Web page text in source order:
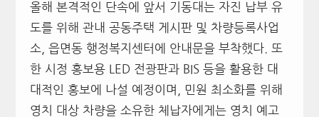
올해 본격적인 단속에 앞서 기동대는 자진 납부 유
도를 위해 관내 공동주택 게시판 및 차량등록사업
소, 읍면동 행정복지센터에 안내문을 부착했다. 또
한 시정 홍보용 LED 전광판과 BIS 등을 활용한 대
대적인 홍보에 나설 예정이며, 민원 최소화를 위해
영치 대상 차량을 소유한 체납자에게는 영치 예고